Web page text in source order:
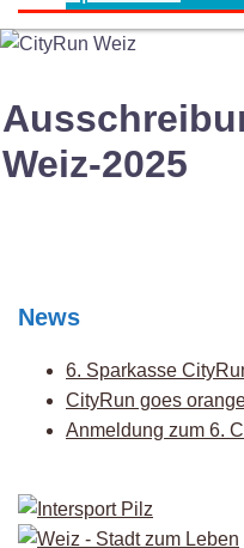
Weiz-2025
News
6. Sparkasse
CityRun goes
Anmeldung zum 6.